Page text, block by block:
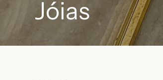
Jóias